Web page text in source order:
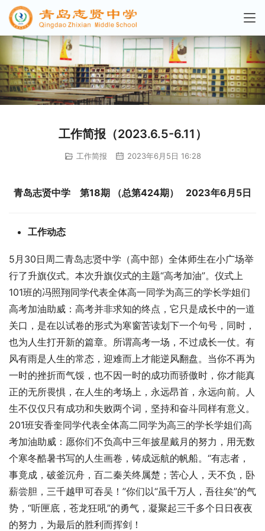
工作简报（2023.6.5-6.11）
工作简报 2023年6月5日 16:28
青岛志贤中学    第18期 （总第424期）   2023年6 月 5日
工作动态
5月30日周二青岛志贤中学（高中部）全体师生在小广场举
行了升旗仪式。本次升旗仪式的主题“高考加油”。仪式上
101班的冯照翔同学代表全体高一同学为高三的学长学姐们
高考加油助威：高考并非求知的终点，它只是成长中的一道
关口，是在以试卷的形式为寒窗苦读划下一个句号，同时，
也为人生打开新的篇章。所谓高考一场，不过成长一仗。有
风有雨是人生的常态，迎难而上才能逆风翻盘。当你不再为
一时的挫折而气馁，也不因一时的成功而骄傲时，你才能真
正的无所畏惧，在人生的考场上，永远昂首，永远向前。人
生不仅仅只有成功和失败两个词，坚持和奋斗同样有意义。
201班安香奎同学代表全体高二同学为高三的学长学姐们高
考加油助威：愿你们不负高中三年披星戴月的努力，用无数
个寒冬酷暑书写的人生画卷，铸成远航的帆船。“有志者，
事竟成，破釜沉舟，百二秦关终属楚；苦心人，天不负，卧
薪尝胆，三千越甲可吞吴！”你们以“虽千万人，吾往矣”的气
势，“听匣底，苍龙狂吼”的勇气，凝聚起三千多个日日夜夜
的努力，为最后的胜利而挥剑！